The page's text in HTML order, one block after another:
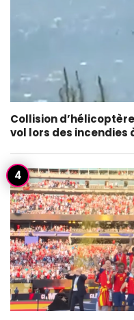
Collision
vol lors des incendies